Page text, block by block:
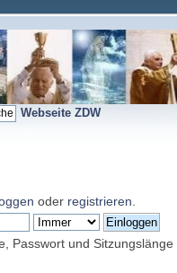
Webseite ZDW
oder registrieren
Passwort und Sitzungslänge